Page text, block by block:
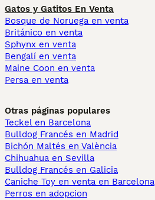
Gatos y Gatitos En Venta
Bosque de Noruega en venta
Británico en venta
Sphynx en venta
Bengalí en venta
Maine Coon en venta
Persa en venta
Otras páginas populares
Teckel en Barcelona
Bulldog Francés en Madrid
Bichón Maltés en València
Chihuahua en Sevilla
Bulldog Francés en Galicia
Caniche Toy en venta en Barcelona
Perros en adopcion